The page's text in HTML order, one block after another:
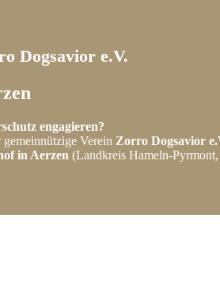
Dogsavior e.V.
engagieren?
Verein Zorro Dogsavior
in Aerzen (Landkreis Hameln-Pyrmont,